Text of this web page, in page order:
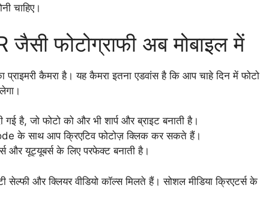
चाहिए।
फोटोग्राफी अब मोबाइल में
कैमरा है। यह कैमरा इतना एडवांस है कि आप चाहे दिन में फोटो
जो फोटो को और भी शार्प और ब्राइट बनाती है।
के साथ आप क्रिएटिव फोटोज़ क्लिक कर सकते हैं।
और यूट्यूबर्स के लिए परफेक्ट बनाती है।
सेल्फी और क्लियर वीडियो कॉल्स मिलते हैं। सोशल मीडिया क्रिएटर्स के